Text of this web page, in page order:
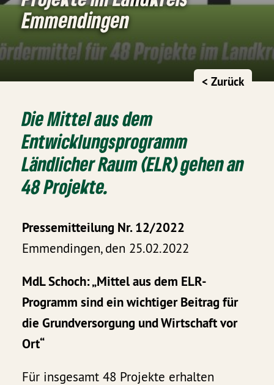
Emmendingen
< Zurück
Die Mittel aus dem
Entwicklungsprogramm
Ländlicher Raum (ELR) gehen an
48 Projekte.
Pressemitteilung Nr. 12/2022
Emmendingen, den 25.02.2022
MdL Schoch: „Mittel aus dem ELR-
Programm sind ein wichtiger Beitrag für
die Grundversorgung und Wirtschaft vor
Ort“
Für insgesamt 48 Projekte erhalten